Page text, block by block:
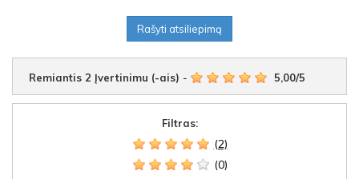
Rašyti atsiliepimą
Remiantis 2 Įvertinimu (-ais) - 5,00/5
Filtras:
(2)
(0)